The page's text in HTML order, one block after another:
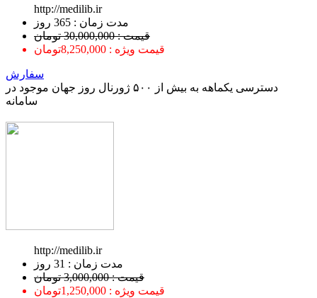
http://medilib.ir
ﻣﺪﺕ ﺯﻣﺎﻥ : 365 ﺭﻭﺯ
قیمت : 30,000,000 تومان
قیمت ویژه : 8,250,000تومان
سفارش
دسترسی یکماهه به بیش از ۵۰۰ ژورنال روز جهان موجود در
سامانه
http://medilib.ir
ﻣﺪﺕ ﺯﻣﺎﻥ : 31 ﺭﻭﺯ
قیمت : 3,000,000 تومان
قیمت ویژه : 1,250,000تومان